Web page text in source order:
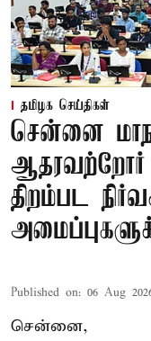
தமிழக செய்திகள்
சென்னை
ஆதரவற்றோர்
திறம்பட
Published on: 06 Aug
சென்னை,